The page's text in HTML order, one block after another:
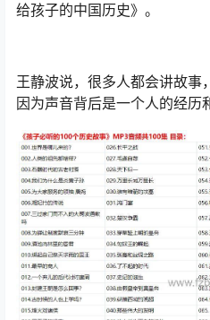
给孩子的中国历史》。
王静波说，很多人都会讲故事
因为声音背后是一个人的经历